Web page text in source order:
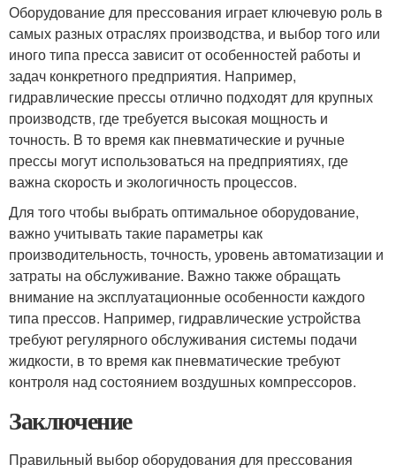
Оборудование для прессования играет ключевую роль в
самых разных отраслях производства, и выбор того или
иного типа пресса зависит от особенностей работы и
задач конкретного предприятия. Например,
гидравлические прессы отлично подходят для крупных
производств, где требуется высокая мощность и
точность. В то время как пневматические и ручные
прессы могут использоваться на предприятиях, где
важна скорость и экологичность процессов.
Для того чтобы выбрать оптимальное оборудование,
важно учитывать такие параметры как
производительность, точность, уровень автоматизации и
затраты на обслуживание. Важно также обращать
внимание на эксплуатационные особенности каждого
типа прессов. Например, гидравлические устройства
требуют регулярного обслуживания системы подачи
жидкости, в то время как пневматические требуют
контроля над состоянием воздушных компрессоров.
Заключение
Правильный выбор оборудования для прессования